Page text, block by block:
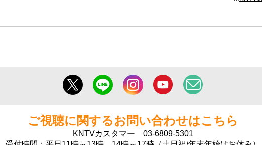
ご視聴に関するお問い合わせはこちら
KNTVカスタマー 03-6809-5301